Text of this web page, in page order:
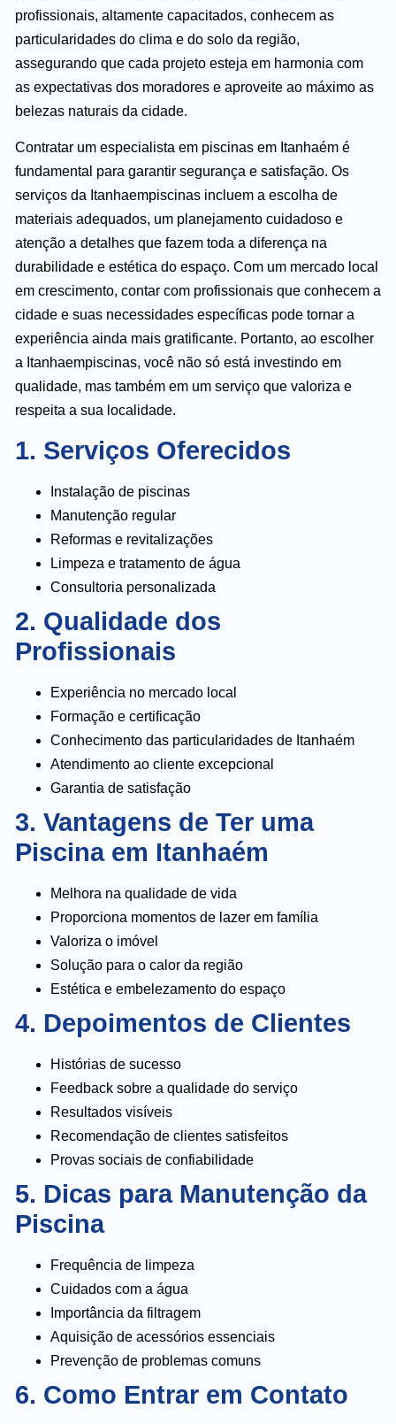
profissionais, altamente capacitados, conhecem as
particularidades do clima e do solo da região,
assegurando que cada projeto esteja em harmonia com
as expectativas dos moradores e aproveite ao máximo as
belezas naturais da cidade.
Contratar um especialista em piscinas em Itanhaém é
fundamental para garantir segurança e satisfação. Os
serviços da Itanhaempiscinas incluem a escolha de
materiais adequados, um planejamento cuidadoso e
atenção a detalhes que fazem toda a diferença na
durabilidade e estética do espaço. Com um mercado local
em crescimento, contar com profissionais que conhecem a
cidade e suas necessidades específicas pode tornar a
experiência ainda mais gratificante. Portanto, ao escolher
a Itanhaempiscinas, você não só está investindo em
qualidade, mas também em um serviço que valoriza e
respeita a sua localidade.
1. Serviços Oferecidos
Instalação de piscinas
Manutenção regular
Reformas e revitalizações
Limpeza e tratamento de água
Consultoria personalizada
2. Qualidade dos
Profissionais
Experiência no mercado local
Formação e certificação
Conhecimento das particularidades de Itanhaém
Atendimento ao cliente excepcional
Garantia de satisfação
3. Vantagens de Ter uma
Piscina em Itanhaém
Melhora na qualidade de vida
Proporciona momentos de lazer em família
Valoriza o imóvel
Solução para o calor da região
Estética e embelezamento do espaço
4. Depoimentos de Clientes
Histórias de sucesso
Feedback sobre a qualidade do serviço
Resultados visíveis
Recomendação de clientes satisfeitos
Provas sociais de confiabilidade
5. Dicas para Manutenção da
Piscina
Frequência de limpeza
Cuidados com a água
Importância da filtragem
Aquisição de acessórios essenciais
Prevenção de problemas comuns
6. Como Entrar em Contato